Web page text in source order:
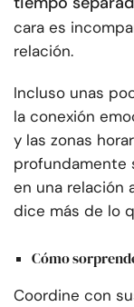
cara es
relación.
Incluso unas
la conexión
y las zonas
profundamente
en una relación
dice más de lo
Cómo
Coordine con